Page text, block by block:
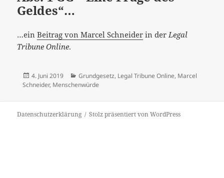
Geldes“…
…einBeitrag von Marcel Schneider in der Legal
Tribune Online.
Veröffentlicht
am
4. Juni 2019 Kategorien
Grundgesetz, Legal Tribune Online, Marcel
Schneider, Menschenwürde
Datenschutzerklärung Stolz präsentiert von WordPress